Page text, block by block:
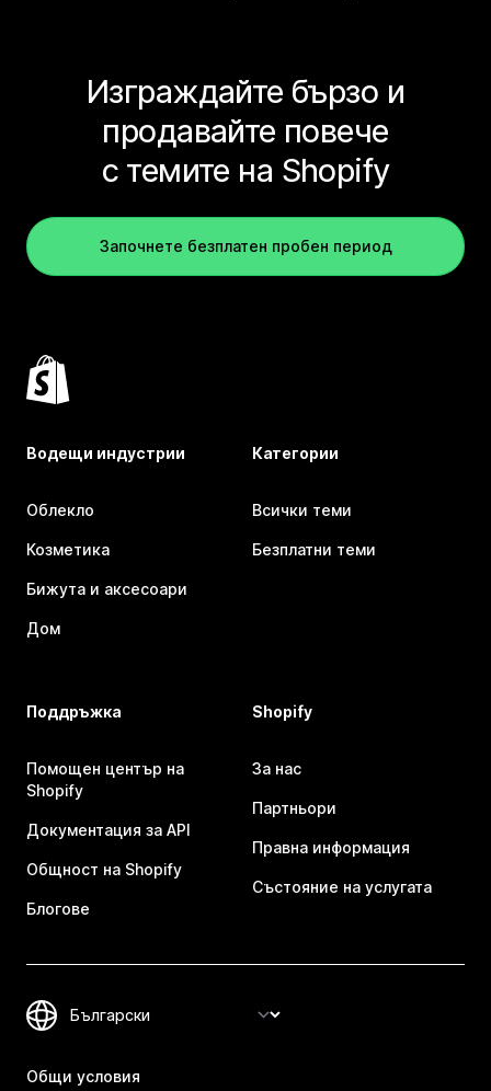
Изграждайте бързо и
продавайте повече
с темите на Shopify
Започнете безплатен пробен период
Водещи индустрии
Облекло
Козметика
Бижута и аксесоари
Дом
Категории
Всички теми
Безплатни теми
Поддръжка
Помощен център на
Shopify
Документация за API
Общност на Shopify
Блогове
Shopify
За нас
Партньори
Правна информация
Състояние на услугата
Общи условия